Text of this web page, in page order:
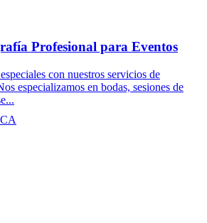
Profesional para Eventos
con nuestros servicios de
especializamos en bodas, sesiones de